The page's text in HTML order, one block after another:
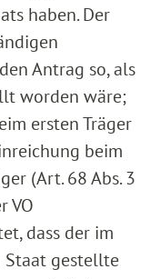
haben. Der
Antrag so, als
worden wäre;
ersten Träger
beim
(Art. 68 Abs. 3
VO
dass der im
gestellte